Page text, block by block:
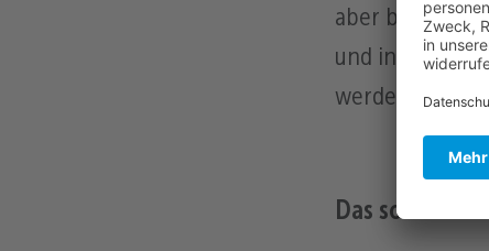
aber bei
und in der
werden.
Das solltest